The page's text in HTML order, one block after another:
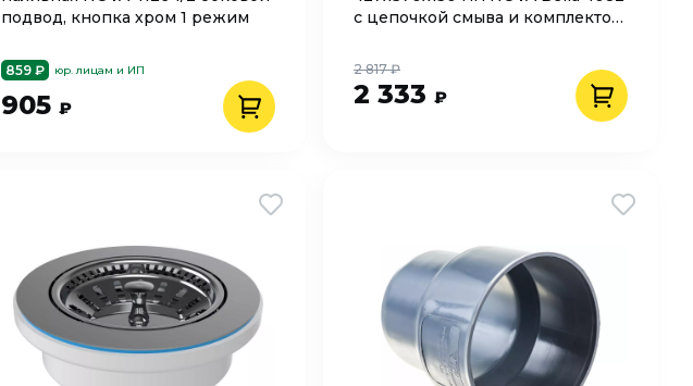
подвод, кнопка хром 1 режим
859 ₽ юр. лицам и ИП
905 ₽
с цепочкой смыва и комплектом
2 333 ₽
2 817 ₽